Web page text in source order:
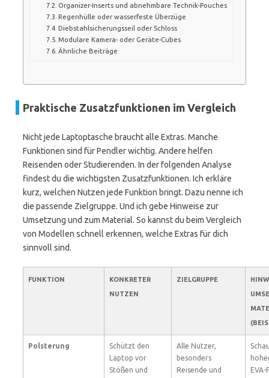
Organizer-Inserts und abnehmbare Technik-Pouches
Regenhülle oder wasserfeste Überzüge
Diebstahlsicherungsseil oder Schloss
Modulare Kamera- oder Geräte-Cubes
Ähnliche Beiträge:
Praktische Zusatzfunktionen im Vergleich
Nicht jede Laptoptasche braucht alle Extras. Manche
Funktionen sind für Pendler wichtig. Andere helfen
Reisenden oder Studierenden. In der folgenden Analyse
findest du die wichtigsten Zusatzfunktionen. Ich erkläre
kurz, welchen Nutzen jede Funktion bringt. Dazu nenne ich
die passende Zielgruppe. Und ich gebe Hinweise zur
Umsetzung und zum Material. So kannst du beim Vergleich
von Modellen schnell erkennen, welche Extras für dich
sinnvoll sind.
FUNKTION
KONKRETER
NUTZEN
ZIELGRUPPE
Polsterung
Schützt den
Laptop vor
Stößen und
Alle Nutzer,
besonders
Reisende und
EVA-